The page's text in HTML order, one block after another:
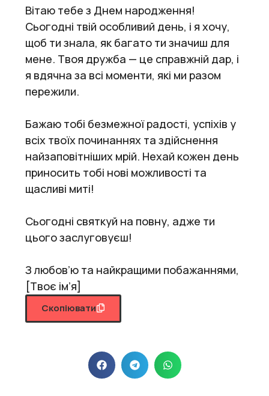
Вітаю тебе з Днем народження!
Сьогодні твій особливий день, і я хочу,
щоб ти знала, як багато ти значиш для
мене. Твоя дружба — це справжній дар, і
я вдячна за всі моменти, які ми разом
пережили.
Бажаю тобі безмежної радості, успіхів у
всіх твоїх починаннях та здійснення
найзаповітніших мрій. Нехай кожен день
приносить тобі нові можливості та
щасливі миті!
Сьогодні святкуй на повну, адже ти
цього заслуговуєш!
З любов’ю та найкращими побажаннями,
[Твоє ім’я]
Скопіювати